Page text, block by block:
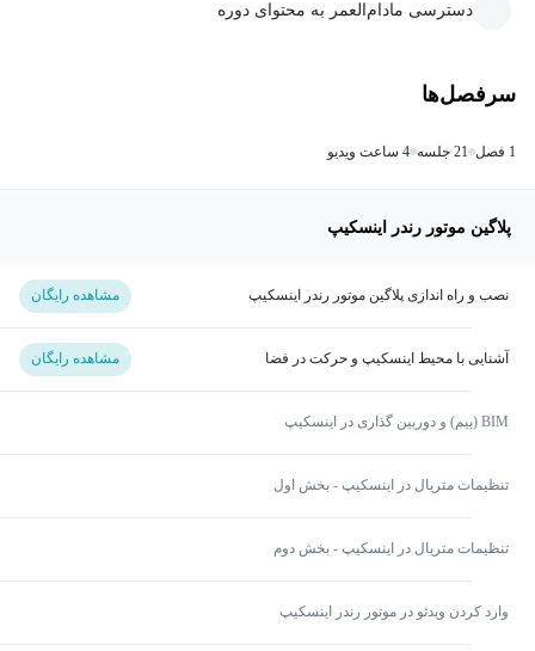
دسترسی مادام‌العمر به محتوای دوره
سرفصل‌ها
1 فصل 21 جلسه 4 ساعت ویدیو
پلاگین موتور رندر اینسکیپ
نصب و راه اندازی پلاگین موتور رندر اینسکیپ مشاهده رایگان
آشنایی با محیط اینسکیپ و حرکت در فضا مشاهده رایگان
تنظیمات متریال در اینسکیپ - بخش اول
تنظیمات متریال در اینسکیپ - بخش دوم
وارد کردن ویدئو در موتور رندر اینسکیپ